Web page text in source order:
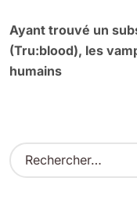
Ayant trouvé un
(Tru:blood), les
humains
R
e